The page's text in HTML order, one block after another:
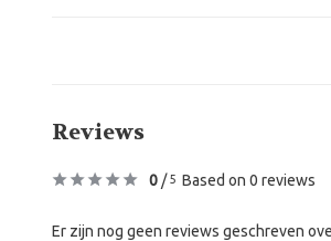
Reviews
0 /5 Based on 0 reviews
Er zijn nog geen reviews geschreven